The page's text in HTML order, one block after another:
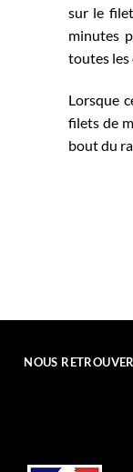
sur le
minutes
toutes les
Lorsque
filets de
bout du
NOUS RETROUVER